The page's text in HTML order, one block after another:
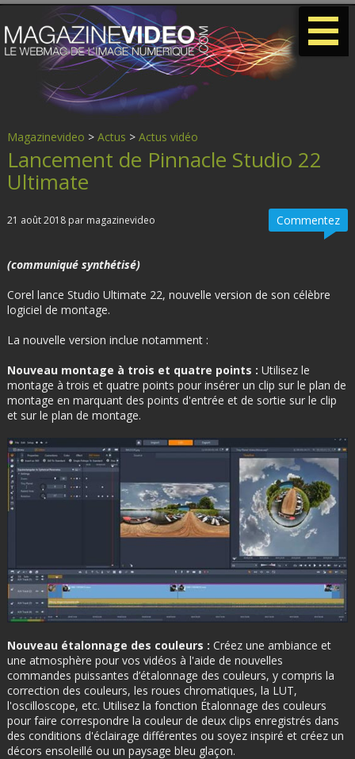
Magazinevideo > Actus > Actus vidéo
Lancement de Pinnacle Studio 22
Ultimate
Commentez
21 août 2018 par magazinevideo
(communiqué synthétisé)
Corel lance Studio Ultimate 22, nouvelle version de son célèbre
logiciel de montage.
La nouvelle version inclue notamment :
Nouveau montage à trois et quatre points : Utilisez le
montage à trois et quatre points pour insérer un clip sur le plan de
montage en marquant des points d'entrée et de sortie sur le clip
et sur le plan de montage.
Nouveau étalonnage des couleurs : Créez une ambiance et
une atmosphère pour vos vidéos à l'aide de nouvelles
commandes puissantes d’étalonnage des couleurs, y compris la
correction des couleurs, les roues chromatiques, la LUT,
l'oscilloscope, etc. Utilisez la fonction Étalonnage des couleurs
pour faire correspondre la couleur de deux clips enregistrés dans
des conditions d'éclairage différentes ou soyez inspiré et créez un
décors ensoleillé ou un paysage bleu glaçon.
-
-
-